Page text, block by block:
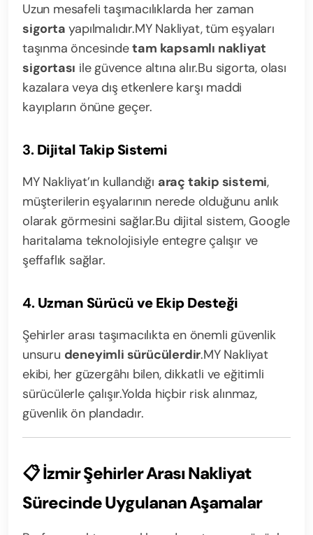
Uzun mesafeli taşımacılıklarda her zaman
sigorta yapılmalıdır.MY Nakliyat, tüm eşyaları
taşınma öncesindetam kapsamlı nakliyat
sigortası ile güvence altına alır.Bu sigorta, olası
kazalara veya dış etkenlere karşı maddi
kayıpların önüne geçer.
3.Dijital Takip Sistemi
MY Nakliyat’ın kullandığı araç takip sistemi,
müşterilerin eşyalarının nerede olduğunu anlık
olarak görmesini sağlar.Bu dijital sistem, Google
haritalama teknolojisiyle entegre çalışır ve
şeffaflık sağlar.
4.Uzman Sürücü ve Ekip Desteği
Şehirler arası taşımacılıkta en önemli güvenlik
unsuru deneyimli sürücülerdir.MY Nakliyat
ekibi, her güzergâhı bilen, dikkatli ve eğitimli
sürücülerle çalışır.Yolda hiçbir risk alınmaz,
güvenlik ön plandadır.
📋İzmir Şehirler Arası Nakliyat
Sürecinde Uygulanan Aşamalar